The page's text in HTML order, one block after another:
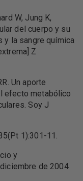
W, Jung K,
del cuerpo y su
y la sangre química
Z
Un aporte
efecto metabólico
Soy J
1):301-11.
y
de 2004